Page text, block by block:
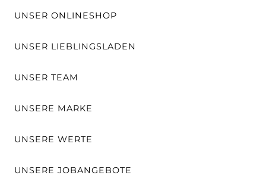
UNSER ONLINESHOP
UNSER LIEBLINGSLADEN
UNSER TEAM
UNSERE MARKE
UNSERE WERTE
UNSERE JOBANGEBOTE